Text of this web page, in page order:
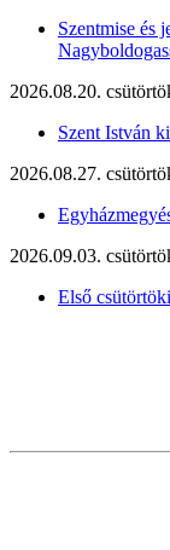
Szentmise és
2026.08.20.
Szent István
2026.08.27.
2026.09.03.
Első